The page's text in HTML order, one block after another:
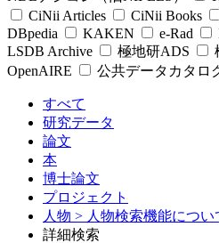
CiNii Articles
CiNii Books
DBpedia
KAKEN e-Rad
LSDB Archive
極地研ADS
OpenAIRE
公共データカタロ
すべて
研究データ
論文
本
博士論文
プロジェクト
人物 > 人物検索機能につい
詳細検索